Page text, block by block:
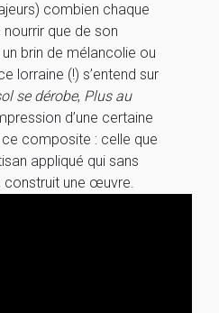
combien chaque
que de son
brin de mélancolie ou
lorraine (!) s’entend sur
se dérobe, Plus au
d’une certaine
composite : celle que
appliqué qui sans
construit une œuvre.